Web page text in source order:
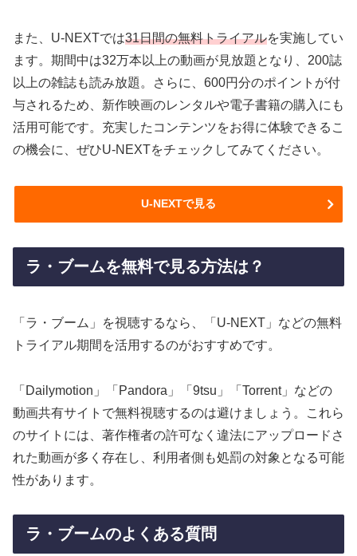
また、U-NEXTでは31日間の無料トライアルを実施してい
ます。期間中は32万本以上の動画が見放題となり、200誌
以上の雑誌も読み放題。さらに、600円分のポイントが付
与されるため、新作映画のレンタルや電子書籍の購入にも
活用可能です。充実したコンテンツをお得に体験できるこ
の機会に、ぜひU-NEXTをチェックしてみてください。
U-NEXTで見る
ラ・ブームを無料で見る方法は？
「ラ・ブーム」を視聴するなら、「U-NEXT」などの無料
トライアル期間を活用するのがおすすめです。
「Dailymotion」「Pandora」「9tsu」「Torrent」などの
動画共有サイトで無料視聴するのは避けましょう。これら
のサイトには、著作権者の許可なく違法にアップロードさ
れた動画が多く存在し、利用者側も処罰の対象となる可能
性があります。
ラ・ブームのよくある質問